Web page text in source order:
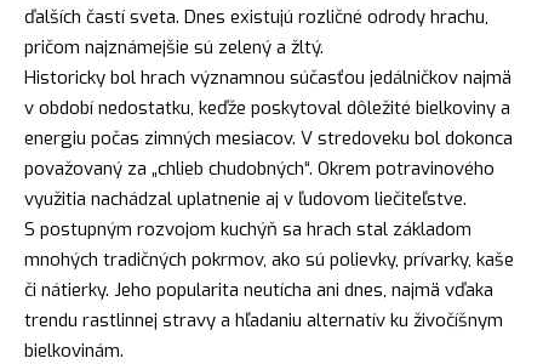
ďalších častí sveta. Dnes existujú rozličné odrody hrachu,
pričom najznámejšie sú zelený a žltý.
Historicky bol hrach významnou súčasťou jedálničkov najmä
v období nedostatku, keďže poskytoval dôležité bielkoviny a
energiu počas zimných mesiacov. V stredoveku bol dokonca
považovaný za „chlieb chudobných“. Okrem potravinového
využitia nachádzal uplatnenie aj v ľudovom liečiteľstve.
S postupným rozvojom kuchýň sa hrach stal základom
mnohých tradičných pokrmov, ako sú polievky, prívarky, kaše
či nátierky. Jeho popularita neutícha ani dnes, najmä vďaka
trendu rastlinnej stravy a hľadaniu alternatív ku živočíšnym
bielkovinám.